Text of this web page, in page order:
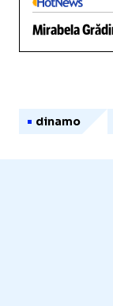
Mirabela
dinamo